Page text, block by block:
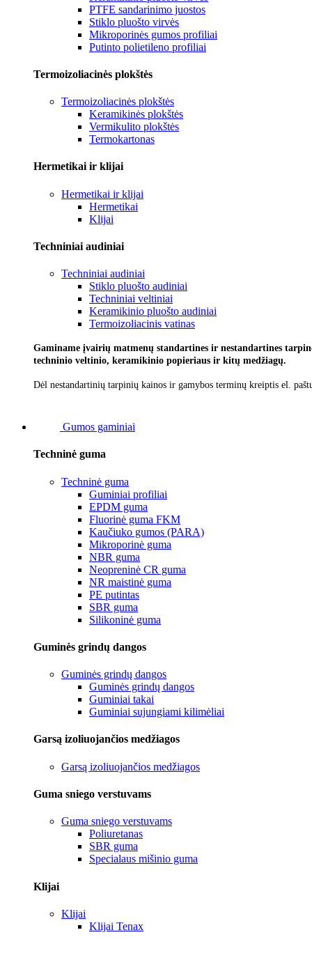
PTFE sandarinimo juostos
Stiklo pluošto virvės
Mikroporinės gumos profiliai
Putinto polietileno profiliai
Termoizoliacinės plokštės
Termoizoliacinės plokštės
Keramikinės plokštės
Vermikulito plokštės
Termokartonas
Hermetikai ir klijai
Hermetikai ir klijai
Hermetikai
Klijai
Techniniai audiniai
Techniniai audiniai
Stiklo pluošto audiniai
Techniniai veltiniai
Keramikinio pluošto audiniai
Termoizoliacinis vatinas
Gaminame įvairių matmenų standartines ir nestandartines
techninio veltinio, keramikinio popieriaus ir kitų medžiagų.
Dėl nestandartinių tarpinių kainos ir gamybos terminų kreiptis el.
Gumos gaminiai
Techninė guma
Techninė guma
Guminiai profiliai
EPDM guma
Fluorinė guma FKM
Kaučiuko gumos (PARA)
Mikroporinė guma
NBR guma
Neopreninė CR guma
NR maistinė guma
PE putintas
SBR guma
Silikoninė guma
Guminės grindų dangos
Guminės grindų dangos
Guminės grindų dangos
Guminiai takai
Guminiai sujungiami kilimėliai
Garsą izoliuojančios medžiagos
Garsą izoliuojančios medžiagos
Guma sniego verstuvams
Guma sniego verstuvams
Poliuretanas
SBR guma
Specialaus mišinio guma
Klijai
Klijai
Klijai Tenax